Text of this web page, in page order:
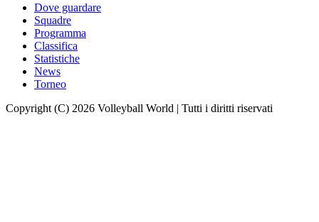
Dove guardare
Squadre
Programma
Classifica
Statistiche
News
Torneo
Copyright (C) 2026 Volleyball World | Tutti i diritti riservati